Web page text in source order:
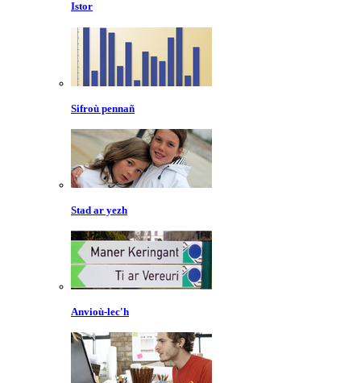
Istor
Sifroù pennañ
Stad ar yezh
Anvioù-lec'h